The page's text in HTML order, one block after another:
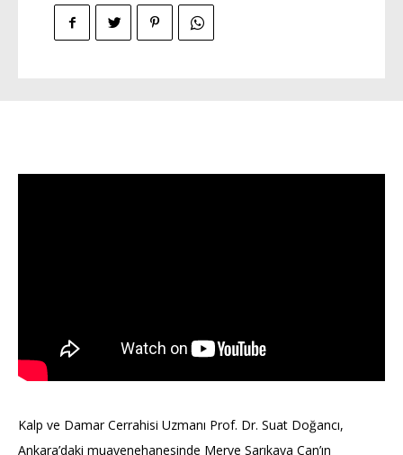
Kalp ve Damar Cerrahisi Uzmanı Prof. Dr. Suat Doğancı,
Ankara’daki muayenehanesinde Merve Sarıkaya Can’ın